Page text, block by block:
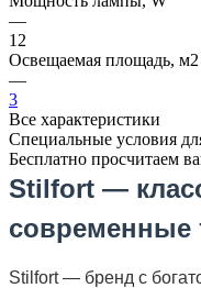
—
12
Освещаемая площадь, м2
—
3
Все характеристики
Специальные условия
Бесплатно просчитаем
Stilfort —
современные
Stilfort — бренд с